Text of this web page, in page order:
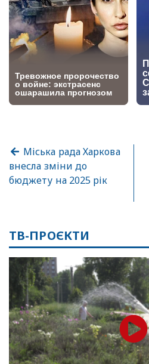
Міська рада Харкова
внесла зміни до
бюджету на 2025 рік
ТВ-ПРОЄКТИ